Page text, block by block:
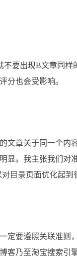
要出现B文章同样
分也会受影响。
章关于同一个内
显。我主张我们对
目录页面优化起到
要遵照关联准则
客乃至淘宝搜索引